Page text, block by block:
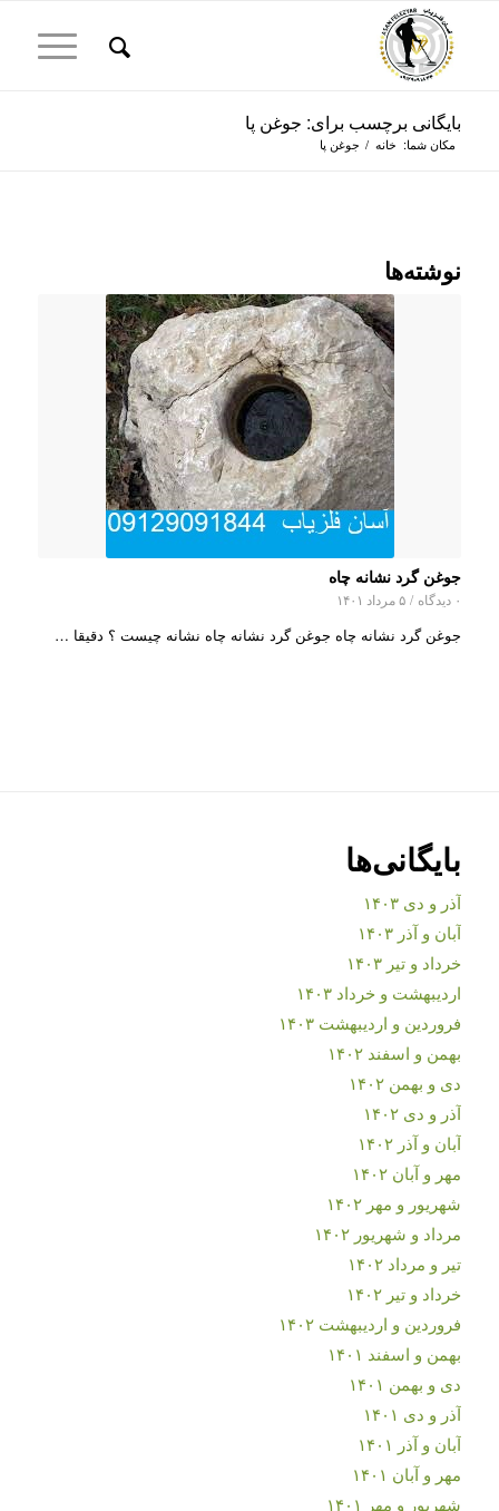
بایگانی برچسب برای: جوغن پا
مکان شما: خانه / جوغن پا
نوشته‌ها
جوغن گرد نشانه چاه
۰ دیدگاه / ۵ مرداد ۱۴۰۱
جوغن گرد نشانه چاه جوغن گرد نشانه چاه نشانه چیست ؟ دقیقا …
بایگانی‌ها
آذر و دی ۱۴۰۳
آبان و آذر ۱۴۰۳
خرداد و تیر ۱۴۰۳
اردیبهشت و خرداد ۱۴۰۳
فروردین و اردیبهشت ۱۴۰۳
بهمن و اسفند ۱۴۰۲
دی و بهمن ۱۴۰۲
آذر و دی ۱۴۰۲
آبان و آذر ۱۴۰۲
مهر و آبان ۱۴۰۲
شهریور و مهر ۱۴۰۲
مرداد و شهریور ۱۴۰۲
تیر و مرداد ۱۴۰۲
خرداد و تیر ۱۴۰۲
فروردین و اردیبهشت ۱۴۰۲
بهمن و اسفند ۱۴۰۱
دی و بهمن ۱۴۰۱
آذر و دی ۱۴۰۱
آبان و آذر ۱۴۰۱
مهر و آبان ۱۴۰۱
شهریور و مهر ۱۴۰۱